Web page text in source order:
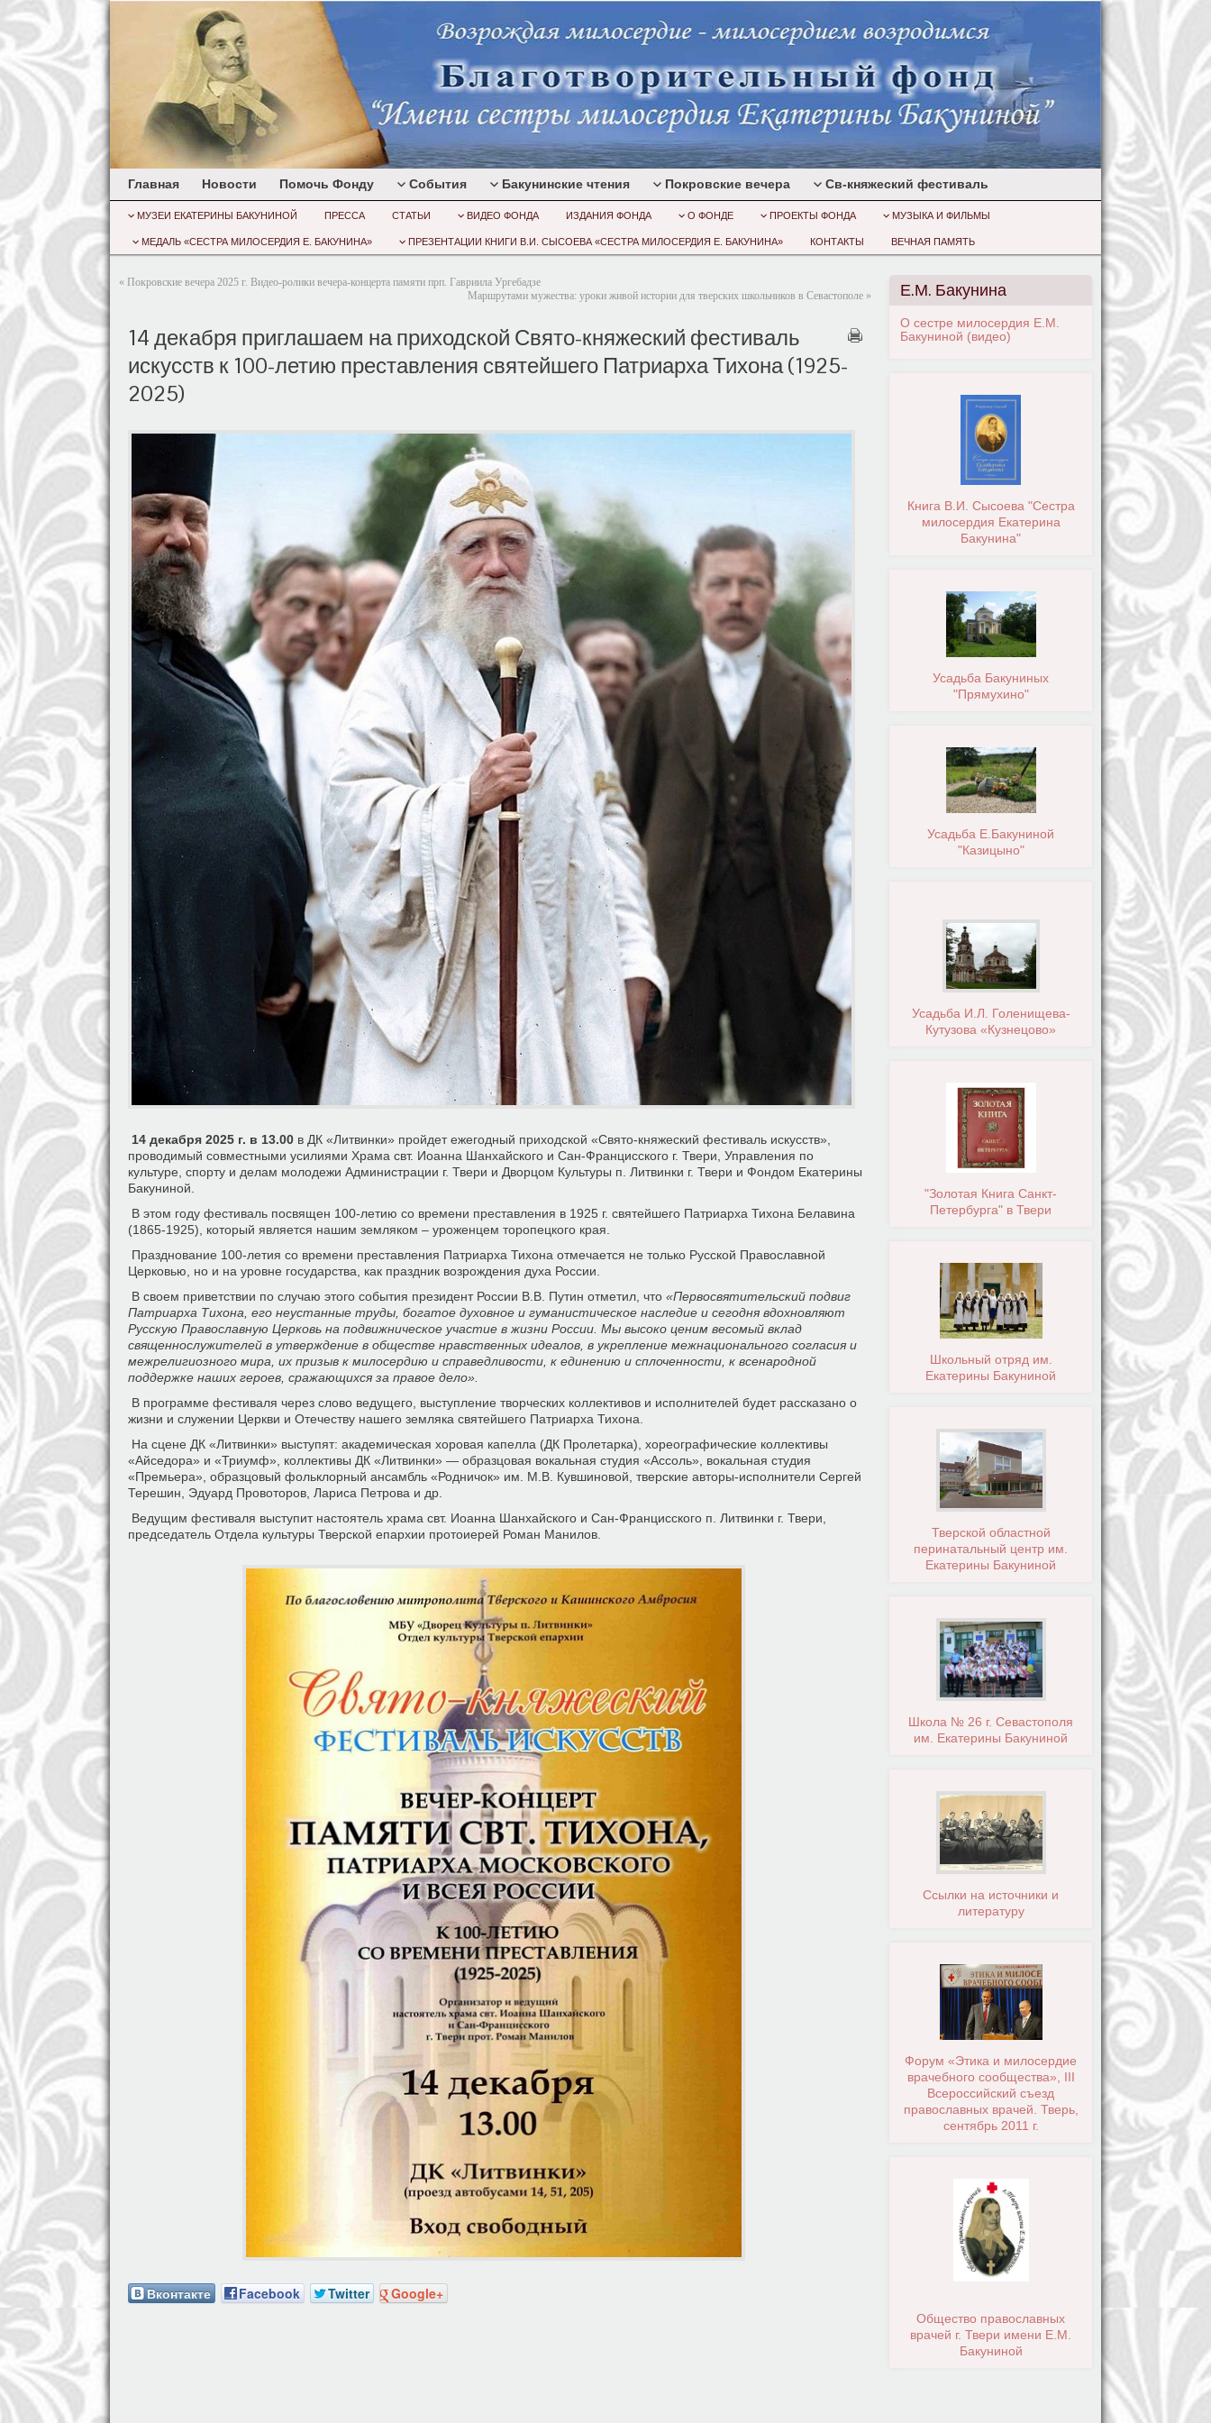
Главная Новости Помочь Фонду События Бакунинские чтения Покровские вечера Св-княжеский фестиваль
МУЗЕИ ЕКАТЕРИНЫ БАКУНИНОЙ ПРЕССА СТАТЬИ ВИДЕО ФОНДА ИЗДАНИЯ ФОНДА О ФОНДЕ ПРОЕКТЫ ФОНДА МУЗЫКА И ФИЛЬМЫ
МЕДАЛЬ «СЕСТРА МИЛОСЕРДИЯ Е. БАКУНИНА» ПРЕЗЕНТАЦИИ КНИГИ В.И. СЫСОЕВА «СЕСТРА МИЛОСЕРДИЯ Е. БАКУНИНА» КОНТАКТЫ ВЕЧНАЯ ПАМЯТЬ
« Покровские вечера 2025 г. Видео-ролики вечера-концерта памяти прп. Гавриила Ургебадзе
Маршрутами мужества: уроки живой истории для тверских школьников в Севастополе »
14 декабря приглашаем на приходской Свято-княжеский фестиваль
искусств к 100-летию преставления святейшего Патриарха Тихона (1925-
2025)
14 декабря 2025 г. в 13.00 в ДК «Литвинки» пройдет ежегодный приходской «Свято-княжеский фестиваль искусств»,
проводимый совместными усилиями Храма свт. Иоанна Шанхайского и Сан-Францисского г. Твери, Управления по
культуре, спорту и делам молодежи Администрации г. Твери и Дворцом Культуры п. Литвинки г. Твери и Фондом Екатерины
Бакуниной.
В этом году фестиваль посвящен 100-летию со времени преставления в 1925 г. святейшего Патриарха Тихона Белавина
(1865-1925), который является нашим земляком – уроженцем торопецкого края.
Празднование 100-летия со времени преставления Патриарха Тихона отмечается не только Русской Православной
Церковью, но и на уровне государства, как праздник возрождения духа России.
В своем приветствии по случаю этого события президент России В.В. Путин отметил, что «Первосвятительский подвиг
Патриарха Тихона, его неустанные труды, богатое духовное и гуманистическое наследие и сегодня вдохновляют
Русскую Православную Церковь на подвижническое участие в жизни России. Мы высоко ценим весомый вклад
священнослужителей в утверждение в обществе нравственных идеалов, в укрепление межнационального согласия и
межрелигиозного мира, их призыв к милосердию и справедливости, к единению и сплоченности, к всенародной
поддержке наших героев, сражающихся за правое дело».
В программе фестиваля через слово ведущего, выступление творческих коллективов и исполнителей будет рассказано о
жизни и служении Церкви и Отечеству нашего земляка святейшего Патриарха Тихона.
На сцене ДК «Литвинки» выступят: академическая хоровая капелла (ДК Пролетарка), хореографические коллективы
«Айседора» и «Триумф», коллективы ДК «Литвинки» — образцовая вокальная студия «Ассоль», вокальная студия
«Премьера», образцовый фольклорный ансамбль «Родничок» им. М.В. Кувшиновой, тверские авторы-исполнители Сергей
Терешин, Эдуард Провоторов, Лариса Петрова и др.
Ведущим фестиваля выступит настоятель храма свт. Иоанна Шанхайского и Сан-Францисского п. Литвинки г. Твери,
председатель Отдела культуры Тверской епархии протоиерей Роман Манилов.
Вконтакте Facebook Twitter Google+
Е.М. Бакунина
О сестре милосердия Е.М.
Бакуниной (видео)
Книга В.И. Сысоева "Сестра
милосердия Екатерина
Бакунина"
Усадьба Бакуниных
"Прямухино"
Усадьба Е.Бакуниной
"Казицыно"
Усадьба И.Л. Голенищева-
Кутузова «Кузнецово»
"Золотая Книга Санкт-
Петербурга" в Твери
Школьный отряд им.
Екатерины Бакуниной
Тверской областной
перинатальный центр им.
Екатерины Бакуниной
Школа № 26 г. Севастополя
им. Екатерины Бакуниной
Ссылки на источники и
литературу
Форум «Этика и милосердие
врачебного сообщества», III
Всероссийский съезд
православных врачей. Тверь,
сентябрь 2011 г.
Общество православных
врачей г. Твери имени Е.М.
Бакуниной